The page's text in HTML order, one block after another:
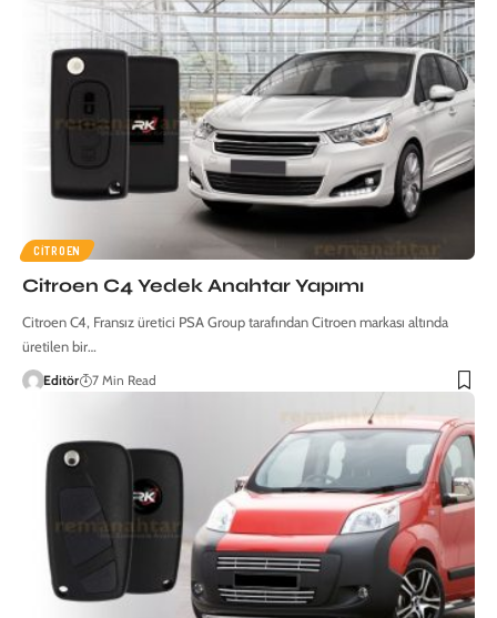
CITROEN
Citroen C4 Yedek Anahtar Yapımı
Citroen C4, Fransız üretici PSA Group tarafından Citroen markası altında
üretilen bir…
Editör 7 Min Read